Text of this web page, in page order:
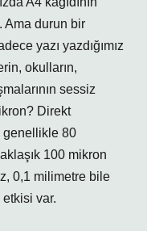
Ama durun bir
yazı yazdığımız
okulların,
sessiz
Direkt
genellikle 80
100 mikron
0,1 milimetre bile
etkisi var.